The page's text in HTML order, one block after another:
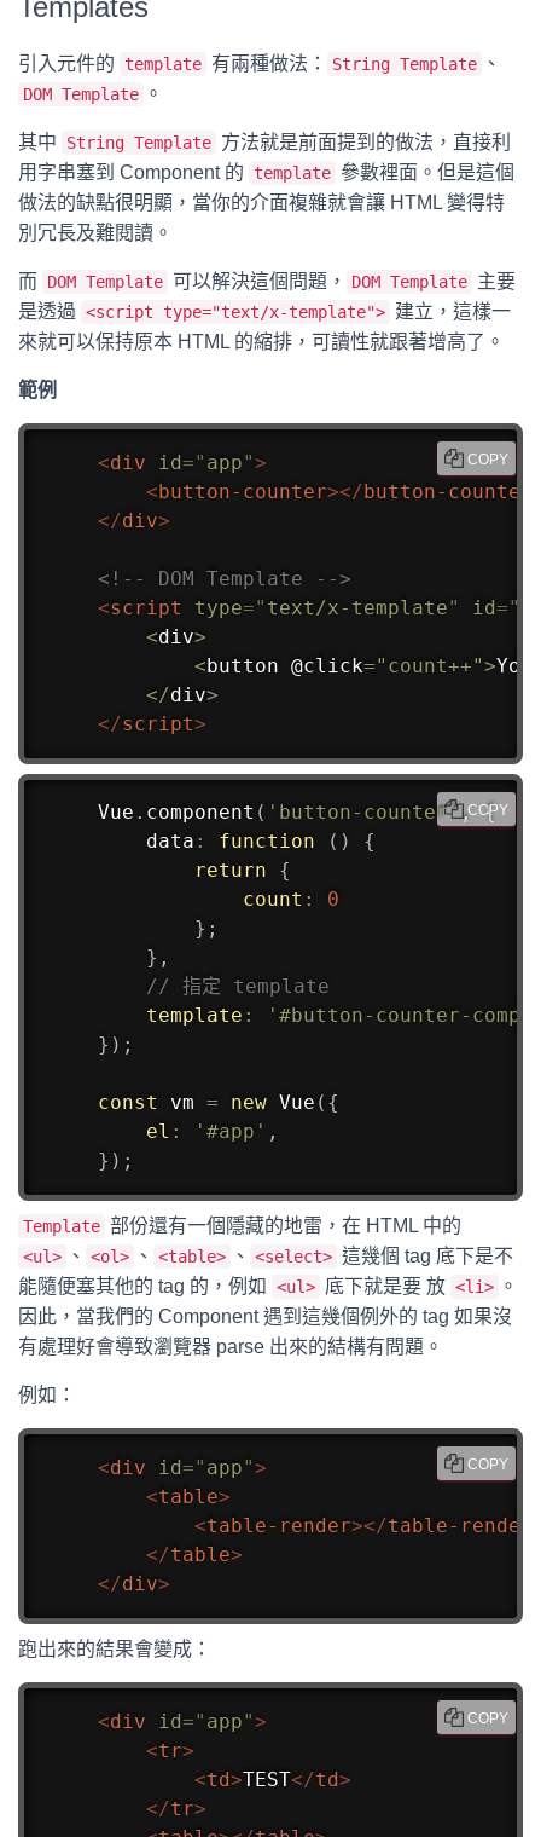
Templates
引入元件的 template 有兩種做法： String Template 、
DOM Template 。
其中 String Template 方法就是前面提到的做法，直接利
用字串塞到 Component 的
template 參數裡面。但是這個
做法的缺點很明顯，當你的介面複雜就會讓 HTML 變得特
別冗長及難閱讀。
而 DOM Template 可以解決這個問題， DOM Template 主要
是透過 <script type="text/x-template"> 建立，這樣一
來就可以保持原本 HTML 的縮排，可讀性就跟著增高了。
範例
<div id=" app">
<button-counter></button-counter
</div>
<!-- DOM Template -->
<script type=" text/x-template" id="
<div>
<button @click="count++">
</div>
</script>
COPY
Vue . component ( 'button-counter', {
data : function ( )
{
return
{
count :
0
} ;
} ,
// 指定 template
template :
'#button-counter-
} ) ;
const vm = new Vue ( {
el : '#app' ,
} ) ;
COPY
Template 部份還有一個隱藏的地雷，在 HTML 中的
<ul> 、 <ol> 、 <table> 、 <select> 這幾個 tag 底下是不
能隨便塞其他的 tag 的，例如
<ul> 底下就是要 放 <li> 。
因此，當我們的 Component 遇到這幾個例外的 tag 如果沒
有處理好會導致瀏覽器 parse 出來的結構有問題。
例如：
<div id=" app">
<table>
<table-render></table-render
</table>
</div>
COPY
跑出來的結果會變成：
<div id=" app">
<tr>
<td>TEST</td>
</tr>
COPY